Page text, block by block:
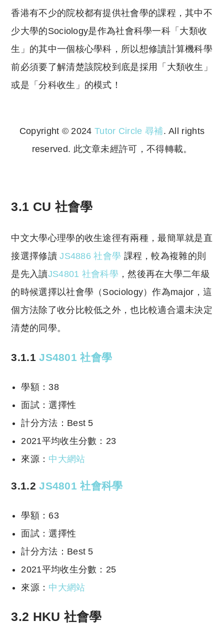
香港有不少的院校都有提供社會學的課程，其中不
少大學的Sociology是作為社會科學一科「大類收
生」的其中一個核心學科，所以想修讀計算機科學
前必須要了解清楚該院校到底是採用「大類收生」
或是「分科收生」的模式！
Copyright © 2024 Tutor Circle 尋補. All rights
reserved. 此文章未經許可，不得轉載。
3.1 CU 社會學
中文大學心理學的收生途徑有兩種，最簡單就是直
接選擇修讀JS4886 社會學 課程，較為複雜的則
是先入讀JS4801 社會科學 ，然後再在大學二年級
的時候選擇以社會學（Sociology）作為major，這
個方法除了收分比較低之外，也比較適合還未決定
清楚的同學。
3.1.1JS4801 社會學
學額：38
面試：選擇性
計分方法：Best 5
2021平均收生分數：23
來源： 中大網站
3.1.2JS4801 社會科學
學額：63
面試：選擇性
計分方法：Best 5
2021平均收生分數：25
來源： 中大網站
3.2 HKU 社會學